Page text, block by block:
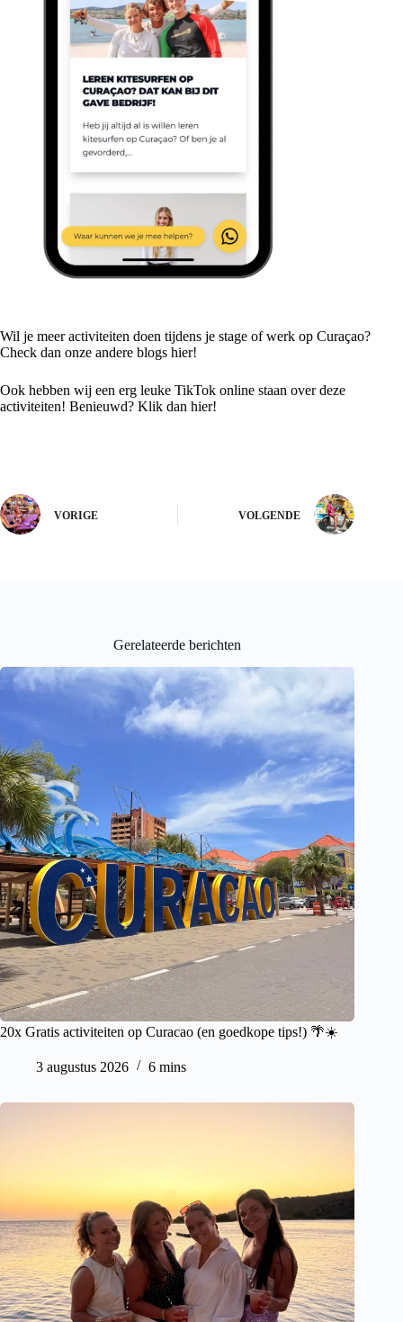
Wil je meer activiteiten doen tijdens je stage of werk op Curaçao?
Check dan onze andere blogs hier!
Ook hebben wij een erg leuke TikTok online staan over deze
activiteiten! Benieuwd? Klik dan hier!
VORIGE VOLGENDE
Gerelateerde berichten
20x Gratis activiteiten op Curacao (en goedkope tips!) 🌴☀️
3 augustus 2026 6 mins